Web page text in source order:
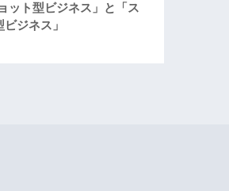
ット型ビジネス」と「ス
ビジネス」